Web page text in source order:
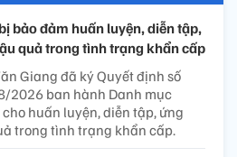
bảo đảm huấn luyện, diễn tập,
quả trong tình trạng khẩn cấp
Giang đã ký Quyết định số
2026 ban hành Danh mục
huấn luyện, diễn tập, ứng
trong tình trạng khẩn cấp.